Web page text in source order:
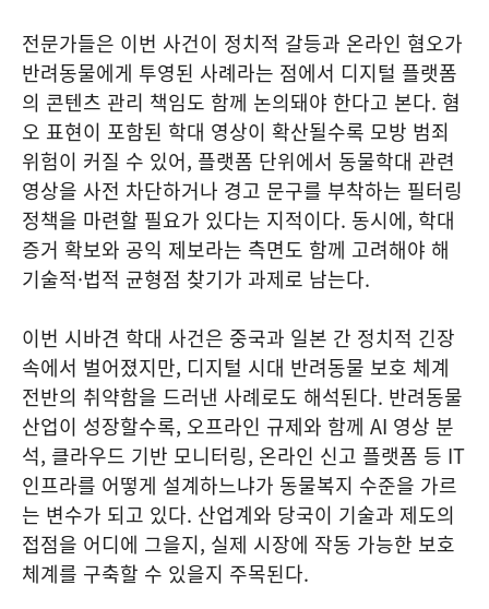
전문가들은 이번 사건이 정치적 갈등과 온라인 혐오가
반려동물에게 투영된 사례라는 점에서 디지털 플랫폼
의 콘텐츠 관리 책임도 함께 논의돼야 한다고 본다. 혐
오 표현이 포함된 학대 영상이 확산될수록 모방 범죄
위험이 커질 수 있어, 플랫폼 단위에서 동물학대 관련
영상을 사전 차단하거나 경고 문구를 부착하는 필터링
정책을 마련할 필요가 있다는 지적이다. 동시에, 학대
증거 확보와 공익 제보라는 측면도 함께 고려해야 해
기술적·법적 균형점 찾기가 과제로 남는다.
이번 시바견 학대 사건은 중국과 일본 간 정치적 긴장
속에서 벌어졌지만, 디지털 시대 반려동물 보호 체계
전반의 취약함을 드러낸 사례로도 해석된다. 반려동물
산업이 성장할수록, 오프라인 규제와 함께 AI 영상 분
석, 클라우드 기반 모니터링, 온라인 신고 플랫폼 등 IT
인프라를 어떻게 설계하느냐가 동물복지 수준을 가르
는 변수가 되고 있다. 산업계와 당국이 기술과 제도의
접점을 어디에 그을지, 실제 시장에 작동 가능한 보호
체계를 구축할 수 있을지 주목된다.